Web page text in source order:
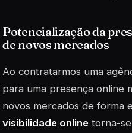
Potencialização da
de novos mercados
Ao contratarmos uma
para uma presença online
novos mercados de forma
visibilidade online torna-